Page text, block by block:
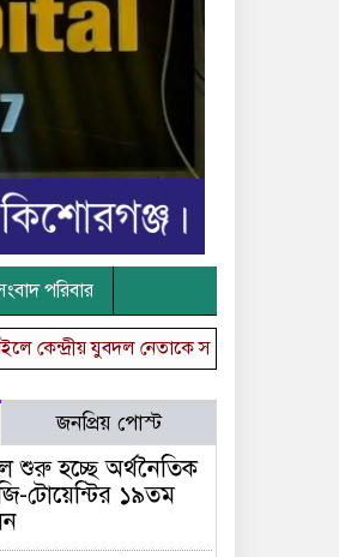
পরিবার
যুবদল নেতাকে সংবর্ধনা
জনপ্রিয় পোস্ট
শুরু হচ্ছে অর্থনৈতিক
টোয়েন্টির ১৯তম